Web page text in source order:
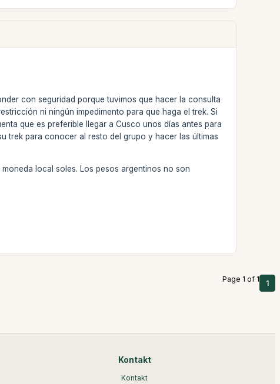
con seguridad porque tuvimos que hacer la consulta
ni ningún impedimento para que haga el trek. Si
que es preferible llegar a Cusco unos días antes para
trek para conocer al resto del grupo y hacer las últimas
local soles. Los pesos argentinos no son
Page 1 of 1 1
Kontakt
Kontakt